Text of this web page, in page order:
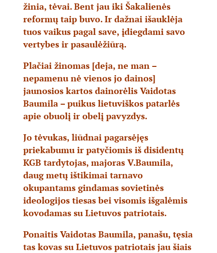
žinia, tėvai. Bent jau iki Šakalienės
reformų taip buvo. Ir dažnai išauklėja
tuos vaikus pagal save, įdiegdami savo
vertybes ir pasaulėžiūrą.
Plačiai žinomas [deja, ne man –
nepamenu nė vienos jo dainos]
jaunosios kartos dainorėlis Vaidotas
Baumila – puikus lietuviškos patarlės
apie obuolį ir obelį pavyzdys.
Jo tėvukas, liūdnai pagarsėjęs
priekabumu ir patyčiomis iš disidentų
KGB tardytojas, majoras V.Baumila,
daug metų ištikimai tarnavo
okupantams gindamas sovietinės
ideologijos tiesas bei visomis išgalėmis
kovodamas su Lietuvos patriotais.
Ponaitis Vaidotas Baumila, panašu, tęsia
tas kovas su Lietuvos patriotais jau šiais